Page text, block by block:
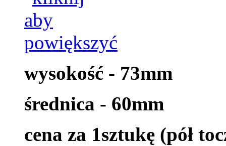
wysokość - 73mm
średnica - 60mm
cena za 1sztukę (pół